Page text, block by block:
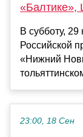
«Балтике»,
В субботу,
Российской
«Нижний
23:00, 18 Сен